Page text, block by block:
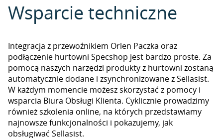
Wsparcie techniczne
Integracja z przewoźnikiem Orlen Paczka oraz
podłączenie hurtowni Specshop jest bardzo proste. Za
pomocą naszych narzędzi produkty z hurtowni zostaną
automatycznie dodane i zsynchronizowane z Sellasist.
W każdym momencie możesz skorzystać z pomocy i
wsparcia Biura Obsługi Klienta. Cyklicznie prowadzimy
również szkolenia online, na których przedstawiamy
najnowsze funkcjonalności i pokazujemy, jak
obsługiwać Sellasist.